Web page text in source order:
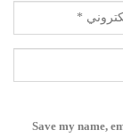
Save my name,